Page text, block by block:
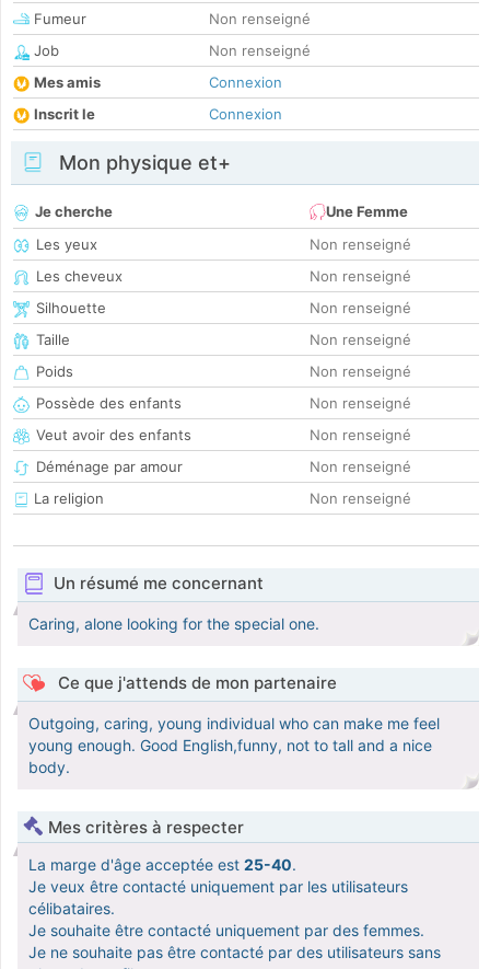
Fumeur
Non renseigné
Job
Non renseigné
Mes amis
Connexion
Inscrit le
Connexion
Mon physique et+
Je cherche
Une Femme
Les yeux
Non renseigné
Les cheveux
Non renseigné
Silhouette
Non renseigné
Taille
Non renseigné
Poids
Non renseigné
Possède des enfants
Non renseigné
Veut avoir des enfants
Non renseigné
Déménage par amour
Non renseigné
La religion
Non renseigné
Un résumé me concernant
Caring, alone looking for the special one.
Ce que j'attends de mon partenaire
Outgoing, caring, young individual who can make me feel
young enough. Good English,funny, not to tall and a nice
body.
Mes critères à respecter
La marge d'âge acceptée est 25-40.
Je veux être contacté uniquement par les utilisateurs
célibataires.
Je souhaite être contacté uniquement par des femmes.
Je ne souhaite pas être contacté par des utilisateurs sans